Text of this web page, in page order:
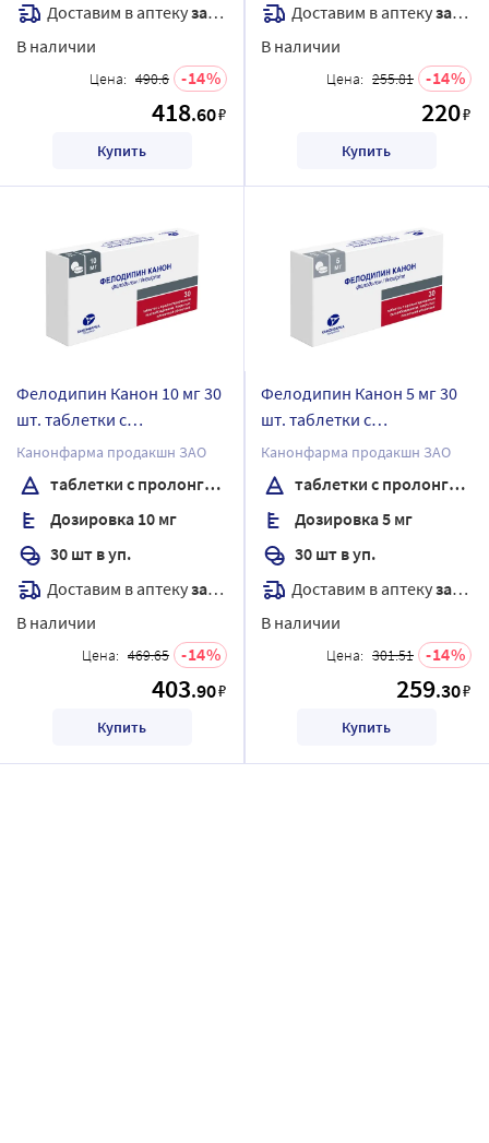
Доставим в аптекузавтра
В наличии
Цена: 490.6 14
418.60₽
Купить
Доставим в аптекузавтра
В наличии
Цена: 255.81 14
220₽
Купить
Фелодипин Канон 10 мг 30
шт. таблетки с
пролонгированным
высвобождением,
покрытые пленочной
оболочкой
Канонфарма продакшн ЗАО
таблетки с пролонгированным высвобождением, покрытые пленочной оболочкой
Дозировка 10 мг
30 шт в уп.
Доставим в аптекузавтра
В наличии
Цена: 469.65 14
403.90₽
Купить
Фелодипин Канон 5 мг 30
шт. таблетки с
пролонгированным
высвобождением,
покрытые пленочной
оболочкой
Канонфарма продакшн ЗАО
таблетки с пролонгированным высвобождением, покрытые пленочной оболочкой
Дозировка 5 мг
30 шт в уп.
Доставим в аптекузавтра
В наличии
Цена: 301.51 14
259.30₽
Купить